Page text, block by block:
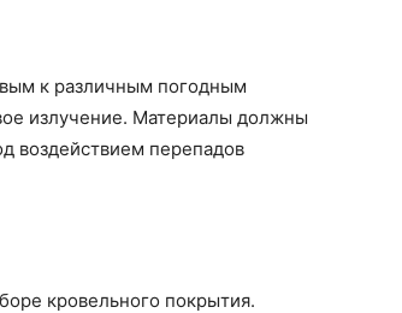
к различным погодным
излучение. Материалы должны
воздействием перепадов
кровельного покрытия.